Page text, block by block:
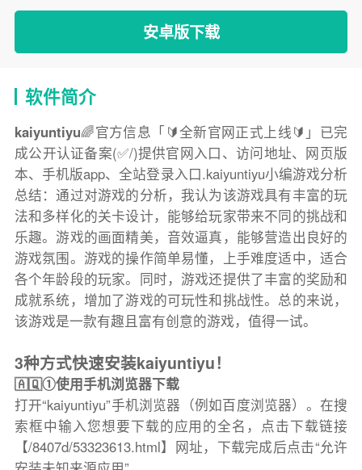
安卓版下载
软件简介
kaiyuntiyu🌈官方信息「🔰全新官网正式上线🔰」已完
成公开认证备案(✅/)提供官网入口、访问地址、网页版
本、手机版app、全站登录入口.kaiyuntiyu小编游戏分析
总结：通过对游戏的分析，我认为该游戏具有丰富的玩
法和多样化的关卡设计，能够给玩家带来不同的挑战和
乐趣。游戏的画面精美，音效逼真，能够营造出良好的
游戏氛围。游戏的操作简单易懂，上手难度适中，适合
各个年龄段的玩家。同时，游戏还提供了丰富的奖励和
成就系统，增加了游戏的可玩性和挑战性。总的来说，
该游戏是一款有趣且富有创意的游戏，值得一试。
3种方式快速安装kaiyuntiyu！
🇦🇶①使用手机浏览器下载
打开“kaiyuntiyu”手机浏览器（例如百度浏览器）。在搜
索框中输入您想要下载的应用的全名，点击下载链接
【/8407d/53323613.html】网址，下载完成后点击“允许